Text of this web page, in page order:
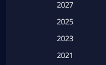
Based on a
2027
2025
2023
2021